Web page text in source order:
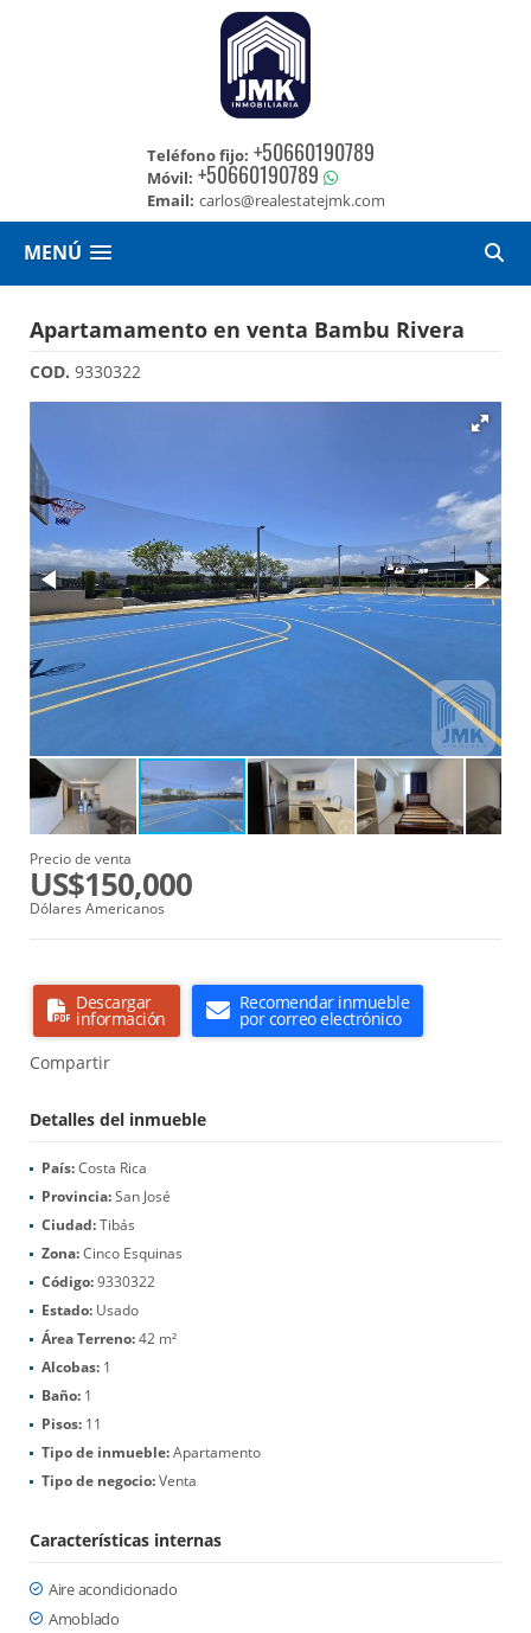
Teléfono fijo: +50660190789
Móvil: +50660190789
Email: carlos@realestatejmk.com
MENÚ
Apartamamento en venta Bambu Rivera
COD. 9330322
Precio de venta
US$150,000
Dólares Americanos
Descargar
información
Recomendar inmueble
por correo electrónico
Compartir
Detalles del inmueble
País:Costa Rica
Provincia:San José
Ciudad:Tibás
Zona:Cinco Esquinas
Código:9330322
Estado: Usado
Área Terreno:42 m²
Alcobas: 1
Baño: 1
Pisos: 11
Tipo de inmueble:Apartamento
Tipo de negocio:Venta
Características internas
Aire acondicionado
Amoblado